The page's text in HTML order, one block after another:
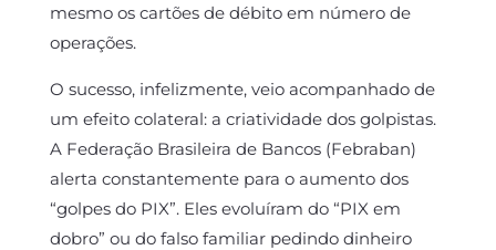
mesmo os cartões de débito em número de
operações.
O sucesso, infelizmente, veio acompanhado de
um efeito colateral: a criatividade dos golpistas.
A Federação Brasileira de Bancos (Febraban)
alerta constantemente para o aumento dos
“golpes do PIX”. Eles evoluíram do “PIX em
dobro” ou do falso familiar pedindo dinheiro